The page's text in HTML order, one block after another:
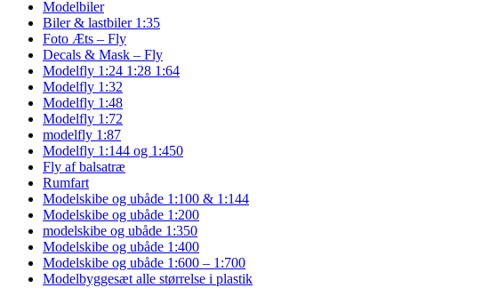
Modelbiler
Biler & lastbiler 1:35
Foto Æts – Fly
Decals & Mask – Fly
Modelfly 1:24 1:28 1:64
Modelfly 1:32
Modelfly 1:48
Modelfly 1:72
modelfly 1:87
Modelfly 1:144 og 1:450
Fly af balsatræ
Rumfart
Modelskibe og ubåde 1:100 & 1:144
Modelskibe og ubåde 1:200
modelskibe og ubåde 1:350
Modelskibe og ubåde 1:400
Modelskibe og ubåde 1:600 – 1:700
Modelbyggesæt alle størrelse i plastik